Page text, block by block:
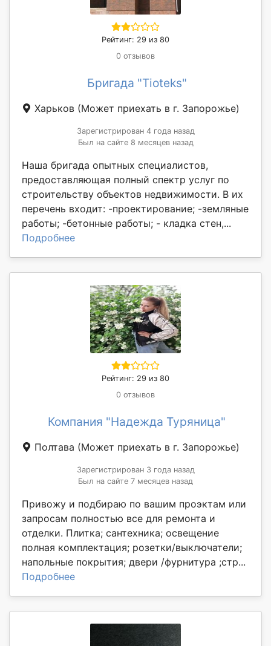
Рейтинг: 29 из 80
0 отзывов
Бригада "Tioteks"
Харьков (Может приехать в г. Запорожье)
Зарегистрирован 4 года назад
Был на сайте 8 месяцев назад
Наша бригада опытных специалистов,
предоставляющая полный спектр услуг по
строительству объектов недвижимости. В их
перечень входит: -проектирование; -земляные
работы; -бетонные работы; - кладка стен,...
Подробнее
Рейтинг: 29 из 80
0 отзывов
Компания "Надежда Туряница"
Полтава (Может приехать в г. Запорожье)
Зарегистрирован 3 года назад
Был на сайте 7 месяцев назад
Привожу и подбираю по вашим проэктам или
запросам полностью все для ремонта и
отделки. Плитка; сантехника; освещение
полная комплектация; розетки/выключатели;
напольные покрытия; двери /фурнитура ;стр...
Подробнее